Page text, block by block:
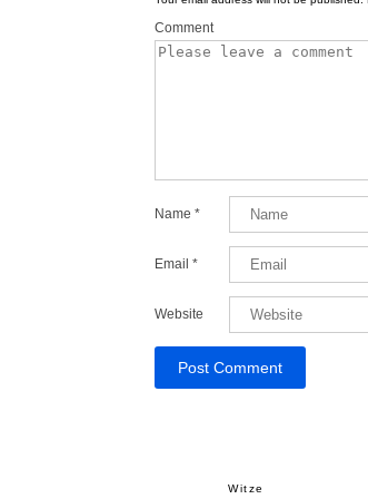
Comment
Name *
Email *
Website
Witze